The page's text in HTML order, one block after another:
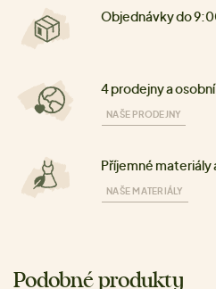
Objednávky do
4 prodejny a
NAŠE PRODEJNY
Příjemné materiály
NAŠE MATERIÁLY
Podobné produkty